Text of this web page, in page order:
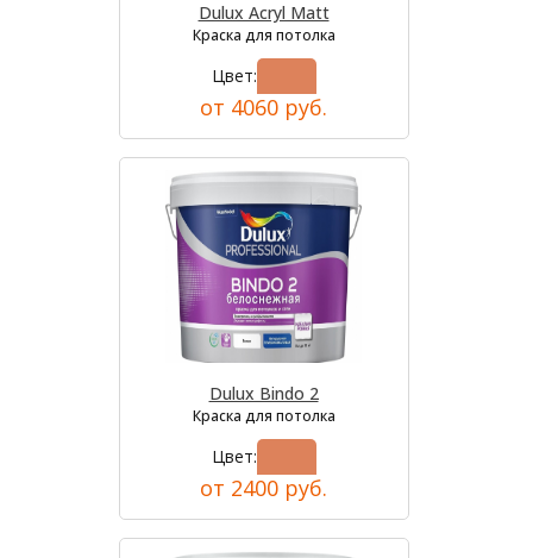
Dulux Acryl Matt
Краска для потолка
Цвет:
от 4060 руб.
Dulux Bindo 2
Краска для потолка
Цвет:
от 2400 руб.